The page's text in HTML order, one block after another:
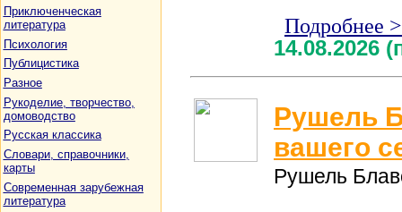
Приключенческая
литература
Психология
Публицистика
Разное
Рукоделие, творчество,
домоводство
Русская классика
Словари, справочники,
карты
Современная зарубежная
литература
Подробнее
14.08.2026
Рушель
вашего
Рушель